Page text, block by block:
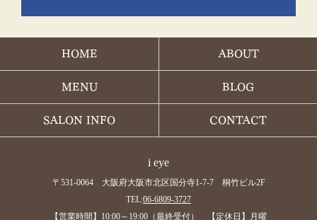
HOME ABOUT
MENU BLOG
SALON INFO CONTACT
i eye
〒531-0064 大阪府大阪市北区国分寺1-7-7 桐竹ビル2F
TEL:06-6809-3727
【営業時間】10:00～19:00（最終受付） 【定休日】月曜